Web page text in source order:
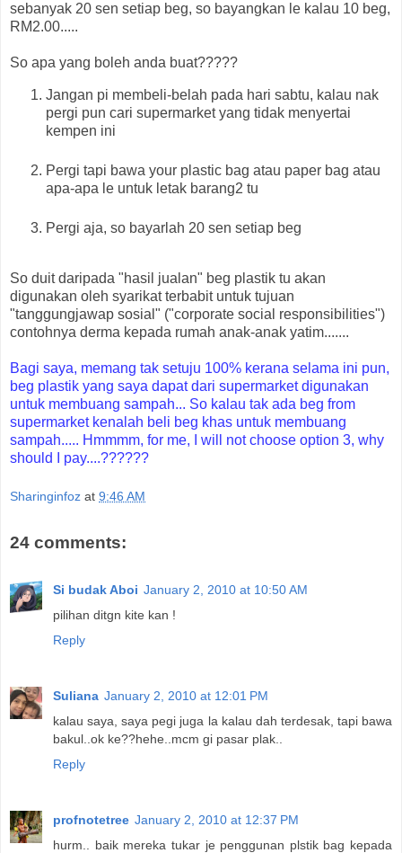
sebanyak 20 sen setiap beg, so bayangkan le kalau 10 beg,
RM2.00.....
So apa yang boleh anda buat?????
Jangan pi membeli-belah pada hari sabtu, kalau nak
pergi pun cari supermarket yang tidak menyertai
kempen ini
Pergi tapi bawa your plastic bag atau paper bag atau
apa-apa le untuk letak barang2 tu
Pergi aja, so bayarlah 20 sen setiap beg
So duit daripada "hasil jualan" beg plastik tu akan
digunakan oleh syarikat terbabit untuk tujuan
"tanggungjawap sosial" ("corporate social responsibilities")
contohnya derma kepada rumah anak-anak yatim.......
Bagi saya, memang tak setuju 100% kerana selama ini pun,
beg plastik yang saya dapat dari supermarket digunakan
untuk membuang sampah... So kalau tak ada beg from
supermarket kenalah beli beg khas untuk membuang
sampah..... Hmmmm, for me, I will not choose option 3, why
should I pay....??????
Sharinginfoz at 9:46 AM
24 comments:
Si budak Aboi January 2, 2010 at 10:50 AM
pilihan ditgn kite kan !
Reply
Suliana January 2, 2010 at 12:01 PM
kalau saya, saya pegi juga la kalau dah terdesak, tapi bawa
bakul..ok ke??hehe..mcm gi pasar plak..
Reply
profnotetree January 2, 2010 at 12:37 PM
hurm.. baik mereka tukar je penggunan plstik bag kepada